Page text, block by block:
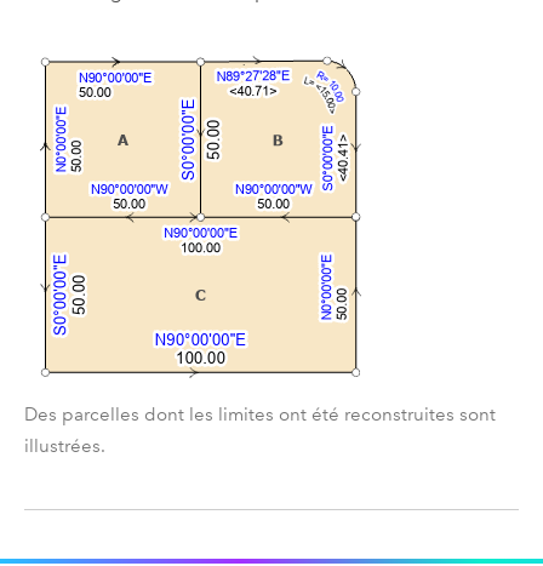
Des parcelles dont les limites ont été reconstruites sont
illustrées.